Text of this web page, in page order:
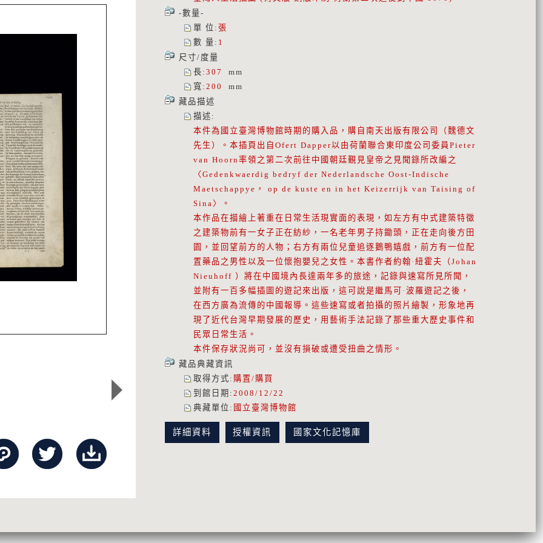
-數量-
單 位 : 張
數 量 : 1
尺寸/度量
長 : 307
mm
寬 : 200
mm
藏品描述
描述 :
本件為國立臺灣博物館時期的購入品，購自南天出版有限公司（魏德文
先生）。本插頁出自Ofert Dapper以由荷蘭聯合東印度公司委員Pieter
van Hoorn率領之第二次前往中國朝廷覲見皇帝之見聞錄所改編之
〈Gedenkwaerdig bedryf der Nederlandsche Oost-Indische
Maetschappye， op de kuste en in het Keizerrijk van Taising of
Sina〉。
本作品在描繪上著重在日常生活現實面的表現，如左方有中式建築特徵
之建築物前有一女子正在紡紗，一名老年男子持鋤頭，正在走向後方田
園，並回望前方的人物；右方有兩位兒童追逐鵝鴨嬉戲，前方有一位配
置藥品之男性以及一位懷抱嬰兒之女性。本書作者約翰·紐霍夫（Johan
Nieuhoff ）將在中國境內長達兩年多的旅途，記錄與速寫所見所聞，
並附有一百多幅插圖的遊記來出版，這可說是繼馬可·波羅遊記之後，
在西方廣為流傳的中國報導。這些速寫或者拍攝的照片繪製，形象地再
現了近代台灣早期發展的歷史，用藝術手法記錄了那些重大歷史事件和
民眾日常生活。
本件保存狀況尚可，並沒有損破或遭受扭曲之情形。
藏品典藏資訊
取得方式 : 購置/購買
到館日期 : 2008/12/22
典藏單位 : 國立臺灣博物館
詳細資料 授權資訊 國家文化記憶庫